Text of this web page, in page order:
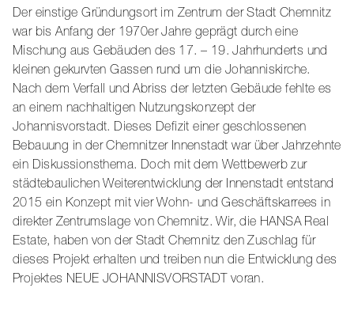
Der einstige Gründungsort im Zentrum der Stadt Chemnitz
war bis Anfang der 1970er Jahre geprägt durch eine
Mischung aus Gebäuden des 17. – 19. Jahrhunderts und
kleinen gekurvten Gassen rund um die Johanniskirche.
Nach dem Verfall und Abriss der letzten Gebäude fehlte es
an einem nachhaltigen Nutzungskonzept der
Johannisvorstadt. Dieses Defizit einer geschlossenen
Bebauung in der Chemnitzer Innenstadt war über Jahrzehnte
ein Diskussionsthema. Doch mit dem Wettbewerb zur
städtebaulichen Weiterentwicklung der Innenstadt entstand
2015 ein Konzept mit vier Wohn- und Geschäftskarrees in
direkter Zentrumslage von Chemnitz. Wir, die HANSA Real
Estate, haben von der Stadt Chemnitz den Zuschlag für
dieses Projekt erhalten und treiben nun die Entwicklung des
Projektes NEUE JOHANNISVORSTADT voran.